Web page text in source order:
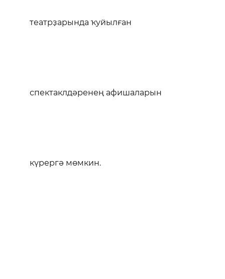
театрҙарында ҡуйылған
спектаклдәренең афишаларын
күрергә мөмкин.